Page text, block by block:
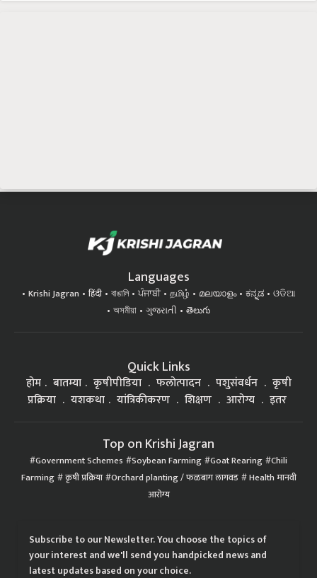
Languages
Krishi Jagran हिंदी বাঙালি ਪੰਜਾਬੀ தமிழ் മലയാളം ಕನ್ನಡ
ଓଡିଆ
অসমীয়া
ગુજરાતી తెలుగు
Quick Links
होम बातम्या कृषीपीडिया फलोत्पादन पशुसंवर्धन
कृषी
प्रक्रिया
यशकथा यांत्रिकीकरण शिक्षण आरोग्य इतर
Top on Krishi Jagran
Government Schemes Soybean Farming Goat Rearing Chili
Farming कृषी प्रक्रिया Orchard planting / फळबाग लागवड Health मानवी
आरोग्य
Subscribe to our Newsletter. You choose the topics of
your interest and we'll send you handpicked news and
latest updates based on your choice.